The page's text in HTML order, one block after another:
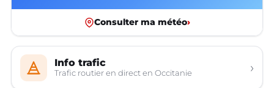
Consulter ma météo›
Info trafic
Trafic routier en direct en Occitanie ›